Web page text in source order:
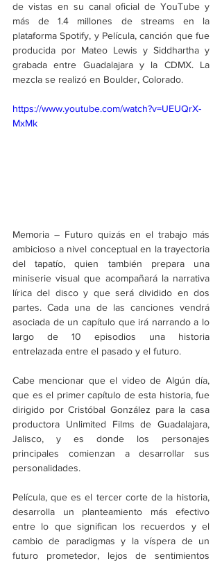
de vistas en su canal oficial de YouTube y
más de 1.4 millones de streams en la
plataforma Spotify, y Película, canción que fue
producida por Mateo Lewis y Siddhartha y
grabada entre Guadalajara y la CDMX. La
mezcla se realizó en Boulder, Colorado.
https://www.youtube.com/watch?v=UEUQrX-
MxMk
Memoria – Futuro quizás en el trabajo más
ambicioso a nivel conceptual en la trayectoria
del tapatío, quien también prepara una
miniserie visual que acompañará la narrativa
lírica del disco y que será dividido en dos
partes. Cada una de las canciones vendrá
asociada de un capítulo que irá narrando a lo
largo de 10 episodios una historia
entrelazada entre el pasado y el futuro.
Cabe mencionar que el video de Algún día,
que es el primer capítulo de esta historia, fue
dirigido por Cristóbal González para la casa
productora Unlimited Films de Guadalajara,
Jalisco, y es donde los personajes
principales comienzan a desarrollar sus
personalidades.
Película, que es el tercer corte de la historia,
desarrolla un planteamiento más efectivo
entre lo que significan los recuerdos y el
cambio de paradigmas y la víspera de un
futuro prometedor, lejos de sentimientos